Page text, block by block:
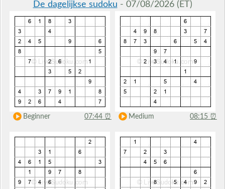
De dagelijkse sudoku - 07/08/2026 (ET)
Beginner 07:44 ⏰ Medium 08:15 ⏰